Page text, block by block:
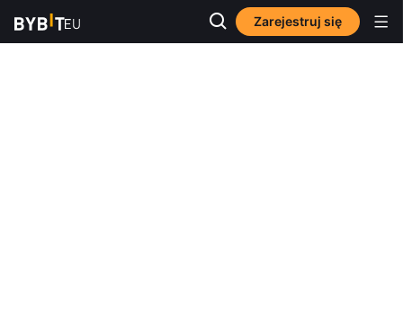
Zarejestruj się